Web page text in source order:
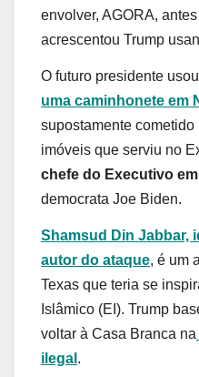
envolver, AGORA,
acrescentou Trump
O futuro presidente
uma caminhonete em
supostamente cometido
imóveis que serviu no
chefe do Executivo
democrata Joe Biden.
Shamsud Din Jabbar,
autor do ataque, é um
Texas que teria se
Islâmico (EI). Trump
voltar à Casa Branca na
ilegal .